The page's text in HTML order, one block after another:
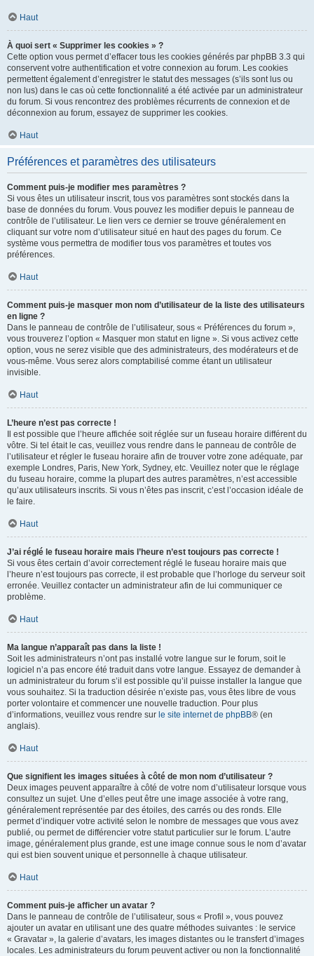
Haut
À quoi sert « Supprimer les cookies » ?
Cette option vous permet d’effacer tous les cookies générés par phpBB 3.3 qui
conservent votre authentification et votre connexion au forum. Les cookies
permettent également d’enregistrer le statut des messages (s’ils sont lus ou
non lus) dans le cas où cette fonctionnalité a été activée par un administrateur
du forum. Si vous rencontrez des problèmes récurrents de connexion et de
déconnexion au forum, essayez de supprimer les cookies.
Haut
Préférences et paramètres des utilisateurs
Comment puis-je modifier mes paramètres ?
Si vous êtes un utilisateur inscrit, tous vos paramètres sont stockés dans la
base de données du forum. Vous pouvez les modifier depuis le panneau de
contrôle de l’utilisateur. Le lien vers ce dernier se trouve généralement en
cliquant sur votre nom d’utilisateur situé en haut des pages du forum. Ce
système vous permettra de modifier tous vos paramètres et toutes vos
préférences.
Haut
Comment puis-je masquer mon nom d’utilisateur de la liste des utilisateurs
en ligne ?
Dans le panneau de contrôle de l’utilisateur, sous « Préférences du forum »,
vous trouverez l’option « Masquer mon statut en ligne ». Si vous activez cette
option, vous ne serez visible que des administrateurs, des modérateurs et de
vous-même. Vous serez alors comptabilisé comme étant un utilisateur
invisible.
Haut
L’heure n’est pas correcte !
Il est possible que l’heure affichée soit réglée sur un fuseau horaire différent du
vôtre. Si tel était le cas, veuillez vous rendre dans le panneau de contrôle de
l’utilisateur et régler le fuseau horaire afin de trouver votre zone adéquate, par
exemple Londres, Paris, New York, Sydney, etc. Veuillez noter que le réglage
du fuseau horaire, comme la plupart des autres paramètres, n’est accessible
qu’aux utilisateurs inscrits. Si vous n’êtes pas inscrit, c’est l’occasion idéale de
le faire.
Haut
J’ai réglé le fuseau horaire mais l’heure n’est toujours pas correcte !
Si vous êtes certain d’avoir correctement réglé le fuseau horaire mais que
l’heure n’est toujours pas correcte, il est probable que l’horloge du serveur soit
erronée. Veuillez contacter un administrateur afin de lui communiquer ce
problème.
Haut
Ma langue n’apparaît pas dans la liste !
Soit les administrateurs n’ont pas installé votre langue sur le forum, soit le
logiciel n’a pas encore été traduit dans votre langue. Essayez de demander à
un administrateur du forum s’il est possible qu’il puisse installer la langue que
vous souhaitez. Si la traduction désirée n’existe pas, vous êtes libre de vous
porter volontaire et commencer une nouvelle traduction. Pour plus
d’informations, veuillez vous rendre sur le site internet de phpBB® (en
anglais).
Haut
Que signifient les images situées à côté de mon nom d’utilisateur ?
Deux images peuvent apparaître à côté de votre nom d’utilisateur lorsque vous
consultez un sujet. Une d’elles peut être une image associée à votre rang,
généralement représentée par des étoiles, des carrés ou des ronds. Elle
permet d’indiquer votre activité selon le nombre de messages que vous avez
publié, ou permet de différencier votre statut particulier sur le forum. L’autre
image, généralement plus grande, est une image connue sous le nom d’avatar
qui est bien souvent unique et personnelle à chaque utilisateur.
Haut
Comment puis-je afficher un avatar ?
Dans le panneau de contrôle de l’utilisateur, sous « Profil », vous pouvez
ajouter un avatar en utilisant une des quatre méthodes suivantes : le service
« Gravatar », la galerie d’avatars, les images distantes ou le transfert d’images
locales. Les administrateurs du forum peuvent activer ou non la fonctionnalité